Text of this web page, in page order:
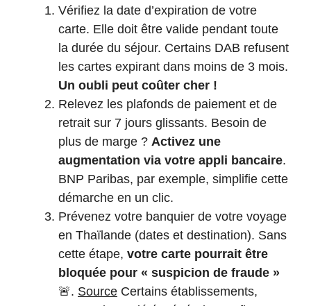
Vérifiez la date d’expiration de votre
carte. Elle doit être valide pendant toute
la durée du séjour. Certains DAB refusent
les cartes expirant dans moins de 3 mois.
Un oubli peut coûter cher !
Relevez les plafonds de paiement et de
retrait sur 7 jours glissants. Besoin de
plus de marge ? Activez une
augmentation via votre appli bancaire.
BNP Paribas, par exemple, simplifie cette
démarche en un clic.
Prévenez votre banquier de votre voyage
en Thaïlande (dates et destination). Sans
cette étape, votre carte pourrait être
bloquée pour « suspicion de fraude »
🚨. Source Certains établissements,